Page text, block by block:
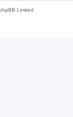
Limited